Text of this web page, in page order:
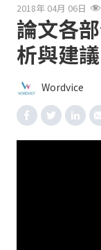
2018年 04月 06日
論文各
析與建議
Wordvice